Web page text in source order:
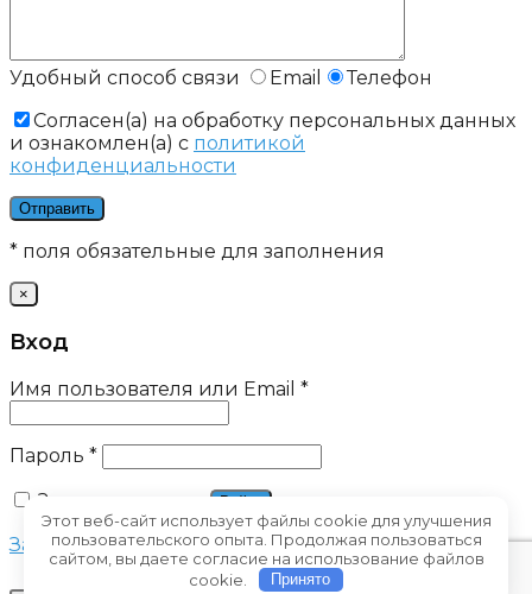
Удобный способ связи Email
Телефон
Cогласен(а) на обработку персональных данных
и ознакомлен(а) с политикой
конфиденциальности
* поля обязательные для заполнения
×
Вход
Имя пользователя или Email *
Пароль *
Запомнить меня
Войти
Забыли свой пароль?
Этот веб-сайт использует файлы cookie для улучшения
пользовательского опыта. Продолжая пользоваться
сайтом, вы даете согласие на использование файлов
cookie.
Принято